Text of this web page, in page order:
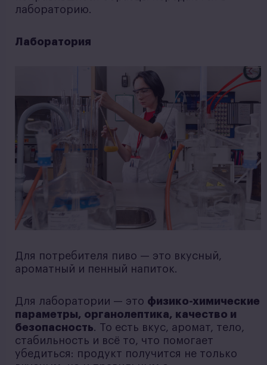
лабораторию.
Лаборатория
Для потребителя пиво — это вкусный,
ароматный и пенный напиток.
Для лаборатории — это физико-химические
параметры, органолептика, качество и
безопасность. То есть вкус, аромат, тело,
стабильность и всё то, что помогает
убедиться: продукт получится не только